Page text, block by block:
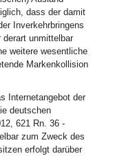
dass der damit
Inverkehrbringens
derart unmittelbar
weitere wesentliche
Markenkollision
Internetangebot der
deutschen
621 Rn. 36 -
zum Zweck des
erfolgt darüber